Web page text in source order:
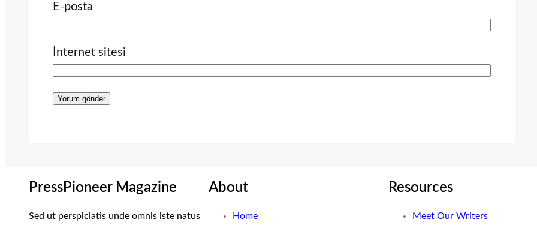
E-posta
İnternet sitesi
PressPioneer Magazine
Sed ut perspiciatis unde omnis iste natus
About
Home
Resources
Meet Our Writers